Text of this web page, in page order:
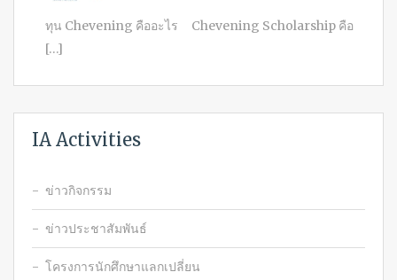
ทุน Chevening คืออะไร Chevening Scholarship คือ
[…]
IA Activities
ข่าวกิจกรรม
ข่าวประชาสัมพันธ์
โครงการนักศึกษาแลกเปลี่ยน